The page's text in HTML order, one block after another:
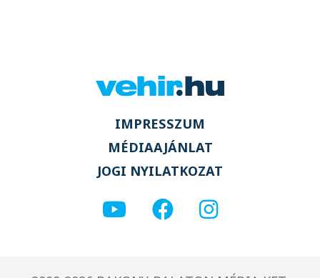
IMPRESSZUM
MÉDIAAJÁNLAT
JOGI NYILATKOZAT